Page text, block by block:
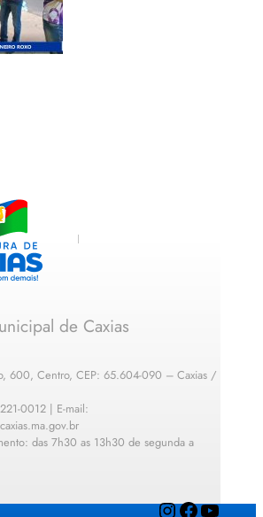
de Caxias
600, Centro, CEP: 65.604-090 – Caxias /
0012 | E-mail:
das 7h30 as 13h30 de segunda a
InstagramFacebook YouTube